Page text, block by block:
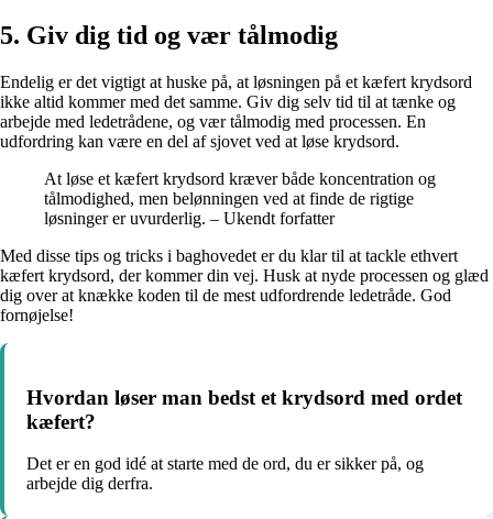
5. Giv dig tid og vær tålmodig
Endelig er det vigtigt at huske på, at løsningen på et kæfert krydsord
ikke altid kommer med det samme. Giv dig selv tid til at tænke og
arbejde med ledetrådene, og vær tålmodig med processen. En
udfordring kan være en del af sjovet ved at løse krydsord.
At løse et kæfert krydsord kræver både koncentration og
tålmodighed, men belønningen ved at finde de rigtige
løsninger er uvurderlig. – Ukendt forfatter
Med disse tips og tricks i baghovedet er du klar til at tackle ethvert
kæfert krydsord, der kommer din vej. Husk at nyde processen og glæd
dig over at knække koden til de mest udfordrende ledetråde. God
fornøjelse!
Hvordan løser man bedst et krydsord med ordet
kæfert?
Det er en god idé at starte med de ord, du er sikker på, og
arbejde dig derfra.